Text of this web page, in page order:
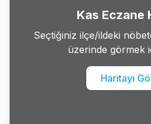
Kas Eczane
Seçtiğiniz ilçe/ildeki
üzerinde görmek
Haritayı